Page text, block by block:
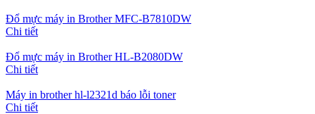
Đổ mực máy in Brother MFC-B7810DW
Chi tiết
Đổ mực máy in Brother HL-B2080DW
Chi tiết
Máy in brother hl-l2321d báo lỗi toner
Chi tiết